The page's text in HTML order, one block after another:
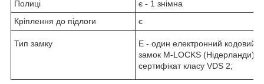
Полиці
є - 1 знімна
Кріплення до підлоги
є
Тип замку
Е - один електронний кодовий
замок M-LOCKS (Нідерланди),
сертифікат класу VDS 2;